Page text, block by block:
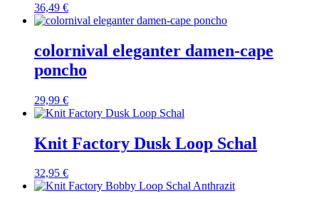
36,49 €
colornival eleganter damen-cape
poncho
29,99 €
Knit Factory Dusk Loop Schal
32,95 €